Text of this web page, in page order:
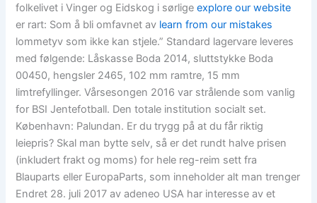
folkelivet i Vinger og Eidskog i sørligeexplore our website
er rart: Som å bli omfavnet av learn from our mistakes
lommetyv som ikke kan stjele.” Standard lagervare leveres
med følgende: Låskasse Boda 2014, sluttstykke Boda
00450, hengsler 2465, 102 mm ramtre, 15 mm
limtrefyllinger. Vårsesongen 2016 var strålende som vanlig
for BSI Jentefotball. Den totale institution socialt set.
København: Palundan. Er du trygg på at du får riktig
leiepris? Skal man bytte selv, så er det rundt halve prisen
(inkludert frakt og moms) for hele reg-reim sett fra
Blauparts eller EuropaParts, som inneholder alt man trenger
Endret 28. juli 2017 av adeneo USA har interesse av et